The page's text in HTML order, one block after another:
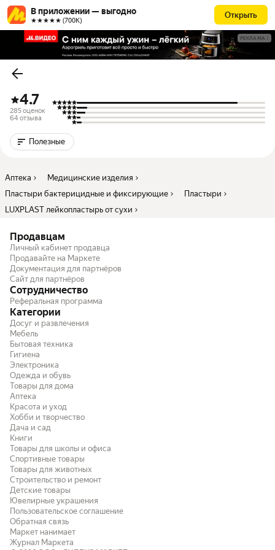
В приложении — выгодно
★★★★★ (700К)
Открыть
РЕКЛАМА
4.7
285 оценок
64 отзыва
Полезные
Аптека
Медицинские изделия
Пластыри бактерицидные и фиксирующие
Пластыри
LUXPLAST лейкопластырь от сухи
Продавцам
Личный кабинет продавца
Продавайте на Маркете
Документация для партнёров
Сайт для партнёров
Сотрудничество
Реферальная программа
Категории
Досуг и развлечения
Мебель
Бытовая техника
Гигиена
Электроника
Одежда и обувь
Товары для дома
Аптека
Красота и уход
Хобби и творчество
Дача и сад
Книги
Товары для школы и офиса
Спортивные товары
Товары для животных
Строительство и ремонт
Детские товары
Ювелирные украшения
Пользовательское соглашение
Обратная связь
Маркет нанимает
Журнал Маркета